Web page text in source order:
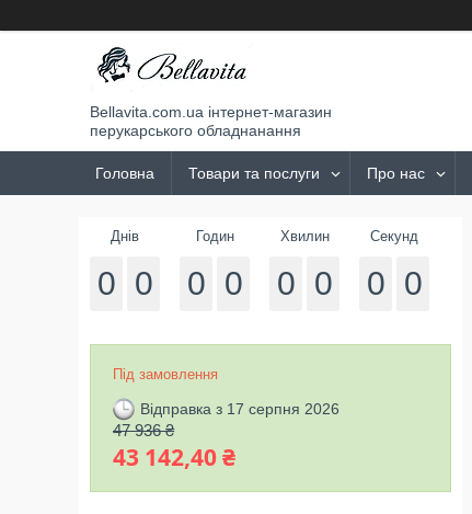
Bellavita.com.ua інтернет-магазин
перукарського обладнанання
Головна Товари та послуги Про нас
Днів
0 0
Годин
0 0
Хвилин
0 0
Секунд
0 0
Під замовлення
Відправка з 17 серпня 2026
47 936 ₴
43 142,40 ₴